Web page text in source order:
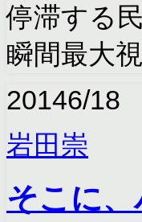
停滞する
瞬間最大
20146/18
岩田崇
そこに